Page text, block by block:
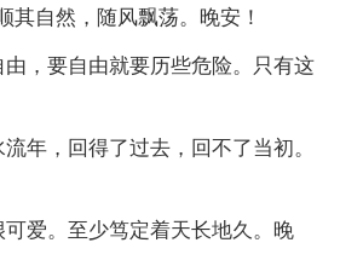
其自然，随风飘荡。晚安！
，要自由就要历些危险。只有这
年，回得了过去，回不了当初。
爱。至少笃定着天长地久。晚